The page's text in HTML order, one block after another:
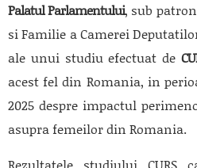
Palatul Parlamentului, sub
si Familie a Camerei
ale unui studiu efectuat de
acest fel din Romania, in
2025 despre impactul
asupra femeilor din Romania.